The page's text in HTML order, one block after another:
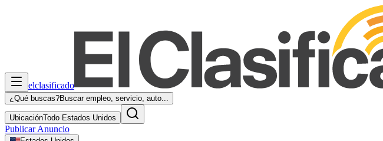
elclasificado
¿Qué buscas?Buscar empleo, servicio, auto...
UbicaciónTodo Estados Unidos
Publicar Anuncio